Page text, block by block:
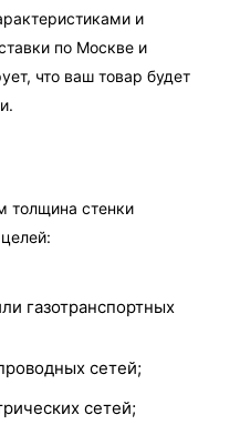
и
по Москве и
что ваш товар будет
толщина стенки
газотранспортных
сетей;
сетей;